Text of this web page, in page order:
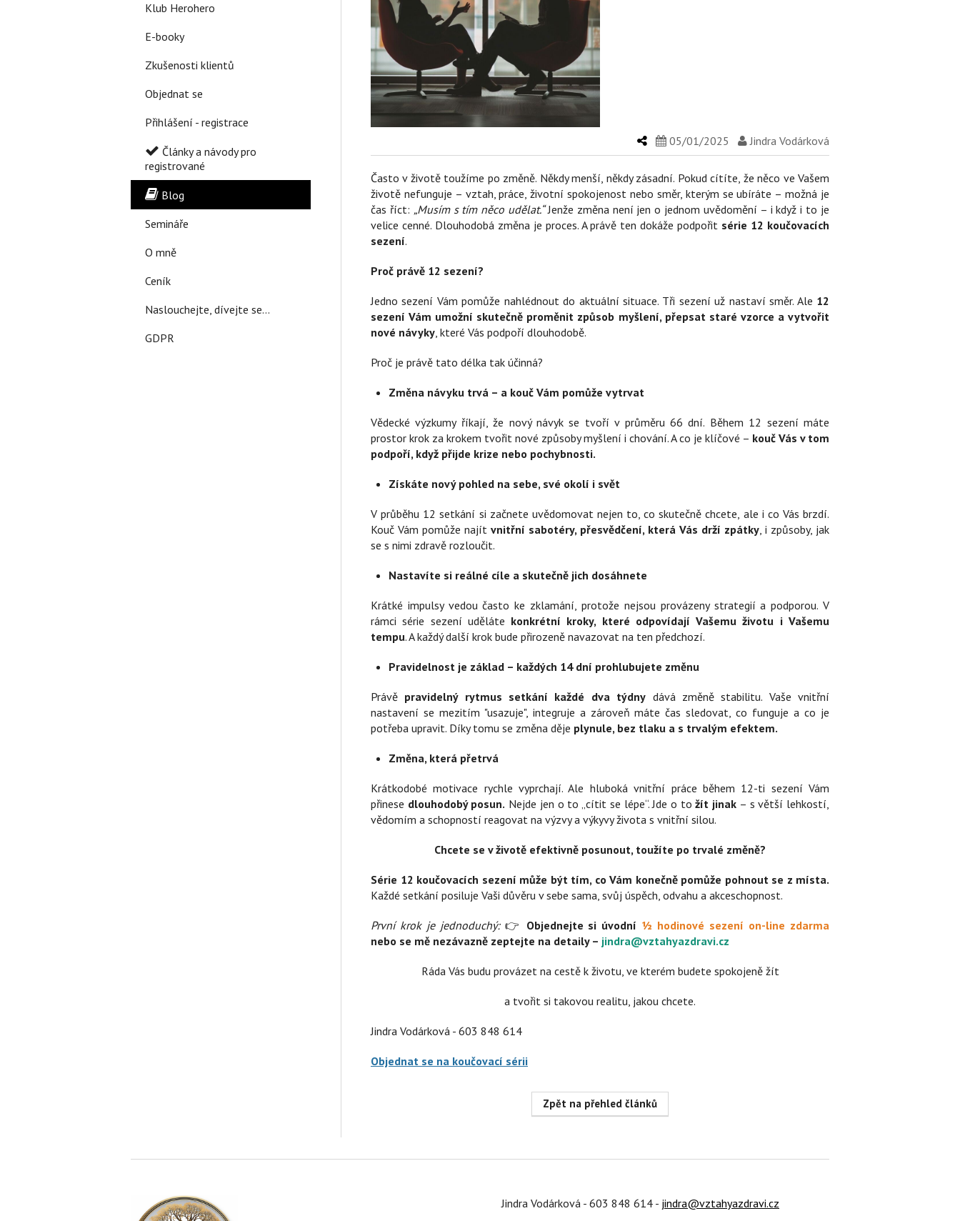
05/01/2025 Jindra Vodárková
Často v životě toužíme po změně. Někdy menší, někdy zásadní. Pokud cítíte, že něco ve Vašem
životě nefunguje – vztah, práce, životní spokojenost nebo směr, kterým se ubíráte – možná je
čas říct: „Musím s tím něco udělat.“Jenže změna není jen o jednom uvědomění – i když i to je
velice cenné. Dlouhodobá změna je proces. A právě ten dokáže podpořit série 12 koučovacích
sezení.
Proč právě 12 sezení?
Jedno sezení Vám pomůže nahlédnout do aktuální situace. Tři sezení už nastaví směr. Ale 12
sezení Vám umožní skutečně proměnit způsob myšlení, přepsat staré vzorce a vytvořit
nové návyky, které Vás podpoří dlouhodobě.
Proč je právě tato délka tak účinná?
Změna návyku trvá – a kouč Vám pomůže vytrvat
Vědecké výzkumy říkají, že nový návyk se tvoří v průměru 66 dní. Během 12 sezení máte
prostor krok za krokem tvořit nové způsoby myšlení i chování. A co je klíčové – kouč Vás v tom
podpoří, když přijde krize nebo pochybnosti.
Získáte nový pohled na sebe, své okolí i svět
V průběhu 12 setkání si začnete uvědomovat nejen to, co skutečně chcete, ale i co Vás brzdí.
Kouč Vám pomůže najít vnitřní sabotéry, přesvědčení, která Vás drží zpátky, i způsoby, jak
se s nimi zdravě rozloučit.
Nastavíte si reálné cíle a skutečně jich dosáhnete
Krátké impulsy vedou často ke zklamání, protože nejsou provázeny strategií a podporou. V
rámci série sezení uděláte konkrétní kroky, které odpovídají Vašemu životu i Vašemu
tempu. A každý další krok bude přirozeně navazovat na ten předchozí.
Pravidelnost je základ – každých 14 dní prohlubujete změnu
Právě pravidelný rytmus setkání každé dva týdny dává změně stabilitu. Vaše vnitřní
nastavení se mezitím "usazuje", integruje a zároveň máte čas sledovat, co funguje a co je
potřeba upravit. Díky tomu se změna děje plynule, bez tlaku a s trvalým efektem.
Změna, která přetrvá
Krátkodobé motivace rychle vyprchají. Ale hluboká vnitřní práce během 12-ti sezení Vám
přinese dlouhodobý posun. Nejde jen o to „cítit se lépe“. Jde o tožít jinak – s větší lehkostí,
vědomím a schopností reagovat na výzvy a výkyvy života s vnitřní silou.
Chcete se v životě efektivně posunout, toužíte po trvalé změně?
Série 12 koučovacích sezení může být tím, co Vám konečně pomůže pohnout se z místa.
Každé setkání posiluje Vaši důvěru v sebe sama, svůj úspěch, odvahu a akceschopnost.
První krok je jednoduchý:👉 Objednejte si úvodní ½ hodinové sezení on-line zdarma
nebo se mě nezávazně zeptejte na detaily – jindra@vztahyazdravi.cz
Ráda Vás budu provázet na cestě k životu, ve kterém budete spokojeně žít
a tvořit si takovou realitu, jakou chcete.
Jindra Vodárková - 603 848 614
Objednat se na koučovací sérii
Klub Herohero
E-booky
Zkušenosti klientů
Objednat se
Přihlášení - registrace
Články a návody pro
registrované
Blog
Semináře
O mně
Ceník
Naslouchejte, dívejte se...
GDPR
Jindra Vodárková - 603 848 614 - jindra@vztahyazdravi.cz